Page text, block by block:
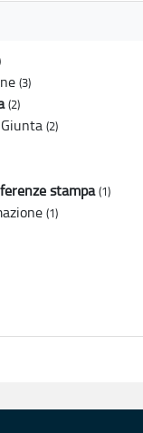
(3)
(2)
(2)
stampa (1)
(1)